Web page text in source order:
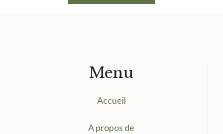
Menu
Accueil
A propos de